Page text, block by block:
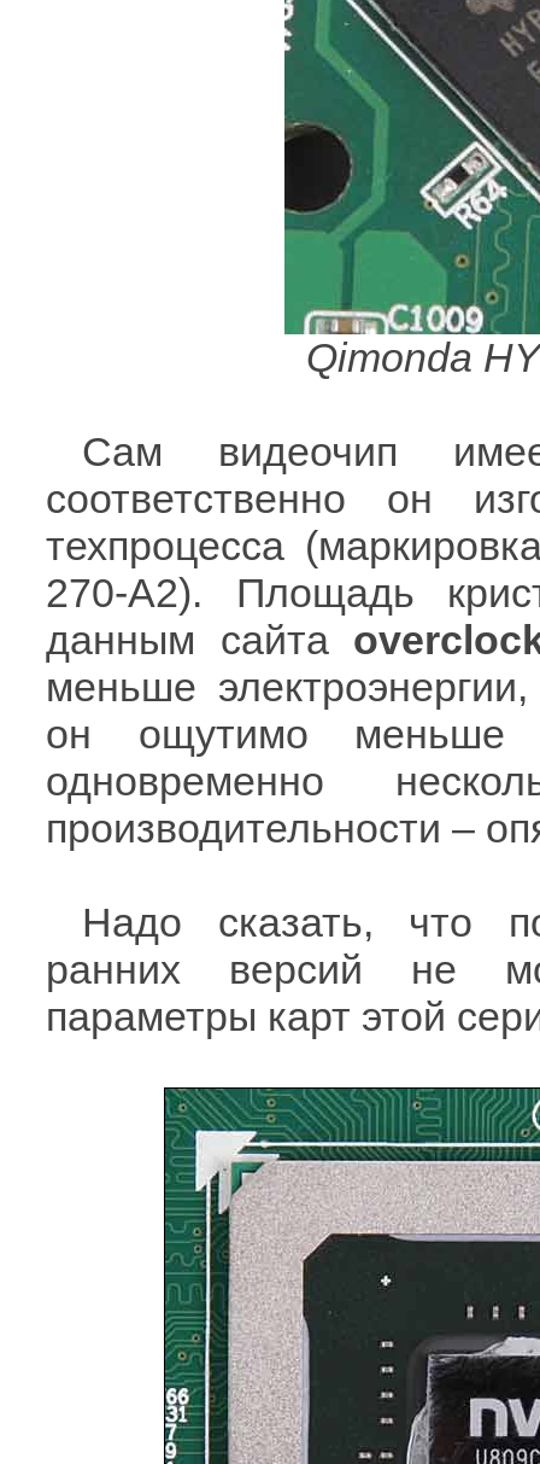
Qimonda
Сам видеочип
соответственно он
техпроцесса
270-A2). Площадь
данным сайта
меньше
он ощутимо
одновременно
производительности –
Надо сказать, что
ранних версий не
параметры карт этой